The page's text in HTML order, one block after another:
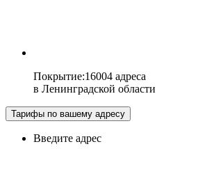
Покрытие:16004 адреса
в Ленинградской области
Тарифы по вашему адресу
Введите адрес